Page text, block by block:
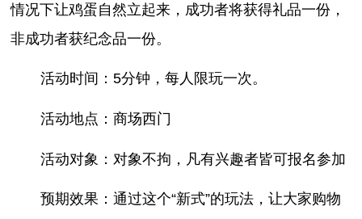
情况下让鸡蛋自然立起来，成功者将获得礼品一份，
非成功者获纪念品一份。
活动时间：5分钟，每人限玩一次。
活动地点：商场西门
活动对象：对象不拘，凡有兴趣者皆可报名参加
预期效果：通过这个“新式”的玩法，让大家购物